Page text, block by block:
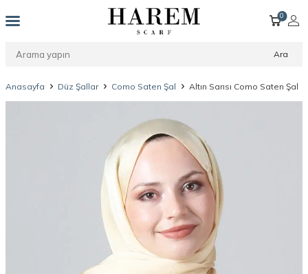
Ara
0
Anasayfa Düz Şallar Como Saten Şal Altın Sarısı Como Saten Şal